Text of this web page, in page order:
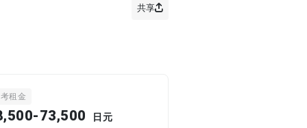
共享
租金
73,500 日元